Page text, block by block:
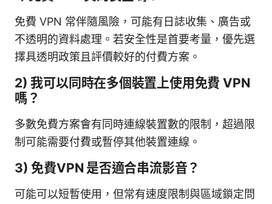
免費 VPN 常伴隨風險，可能有日誌收集、廣告或
不透明的資料處理。若安全性是首要考量，優先選
擇具透明政策且評價較好的付費方案。
2) 我可以同時在多個裝置上使用免費 VPN
嗎？
多數免費方案會有同時連線裝置數的限制，超過限
制可能需要付費或暫停其他裝置連線。
3) 免費VPN 是否適合串流影音？
可能可以短暫使用，但常有速度限制與區域鎖定問